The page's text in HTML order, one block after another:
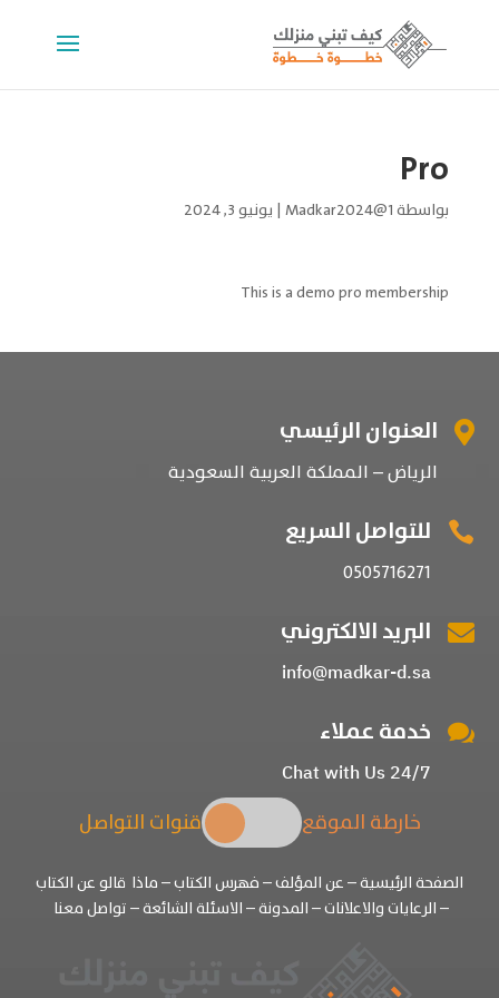
Pro
بواسطةMadkar2024@1
| يونيو 3, 2024
This is a demo pro membership

العنوان الرئيسي
الرياض – المملكة العربية السعودية

للتواصل السريع
0505716271
 البريد الالكتروني
info@madkar-d.sa
 خدمة عملاء
Chat with Us 24/7
خارطة الموقع قنوات التواصل
الصفحة الرئيسية–عن المؤلف–فهرس الكتاب–ماذا قالو عن الكتاب
–الرعايات والاعلانات–المدونة– الاسئلة الشائعة– تواصل معنا